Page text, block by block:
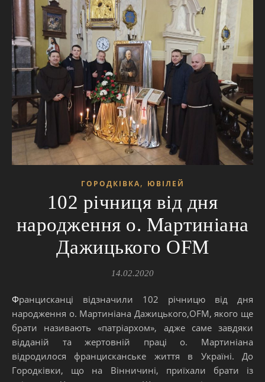
ГОРОДКІВКА, ЮВІЛЕЙ
102 річниця від дня
народження о. Мартиніана
Дажицького OFM
14.02.2020
Францисканці відзначили 102 річницю від дня
народження о. Мартиніана Дажицького,OFM, якого ще
брати називають «патріархом», адже саме завдяки
відданій та жертовній праці о. Мартиніана
відродилося францисканське життя в Україні. До
Городківки, що на Вінничині, приїхали брати із